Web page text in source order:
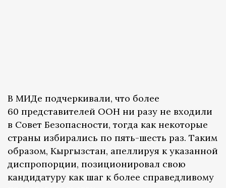
В МИДе подчеркивали, что более
60 представителей ООН ни разу не входили
в Совет Безопасности, тогда как некоторые
страны избирались по пять-шесть раз. Таким
образом, Кыргызстан, апеллируя к указанной
диспропорции, позиционировал свою
кандидатуру как шаг к более справедливому